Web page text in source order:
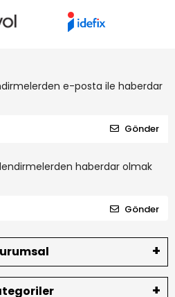
e-posta ile haberdar
Gönder
haberdar olmak
Gönder